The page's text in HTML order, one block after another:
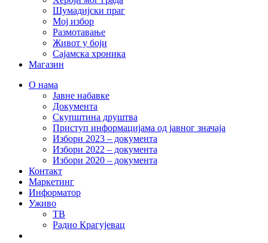
Шумадијски праг
Мој избор
Размотавање
Живот у боји
Сајамска хроника
Магазин
О нама
Јавне набавке
Документа
Скупштина друштва
Приступ информацијама од јавног значаја
Избори 2023 – документа
Избори 2022 – документа
Избори 2020 – документа
Контакт
Маркетинг
Информатор
Уживо
ТВ
Радио Крагујевац